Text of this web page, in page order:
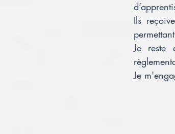
Ils
Je reste
Je